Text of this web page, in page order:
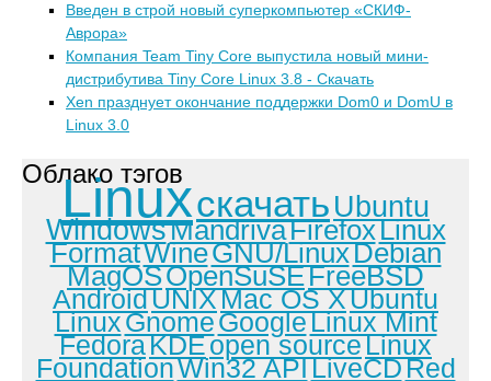
Введен в строй новый суперкомпьютер «СКИФ-
Аврора»
Компания Team Tiny Core выпустила новый мини-
дистрибутива Tiny Core Linux 3.8 - Скачать
Xen празднует окончание поддержки Dom0 и DomU в
Linux 3.0
Облако тэгов
Linuxскачать Ubuntu
WindowsMandrivaFirefoxLinux
FormatWineGNU/LinuxDebian
MagOSOpenSuSEFreeBSD
AndroidUNIXMac OS XUbuntu
LinuxGnomeGoogleLinux Mint
FedoraKDEopen sourceLinux
FoundationWin32 APILiveCDRed